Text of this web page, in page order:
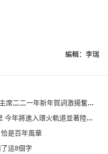
編輯：李瑞
二一年新年賀詞激揚奮鬥偉力
年將進入環火軌道並著陸火星
是百年風華
這8個字